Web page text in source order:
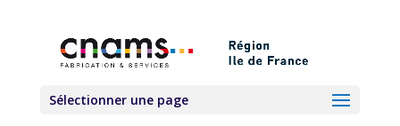
Sélectionner une page